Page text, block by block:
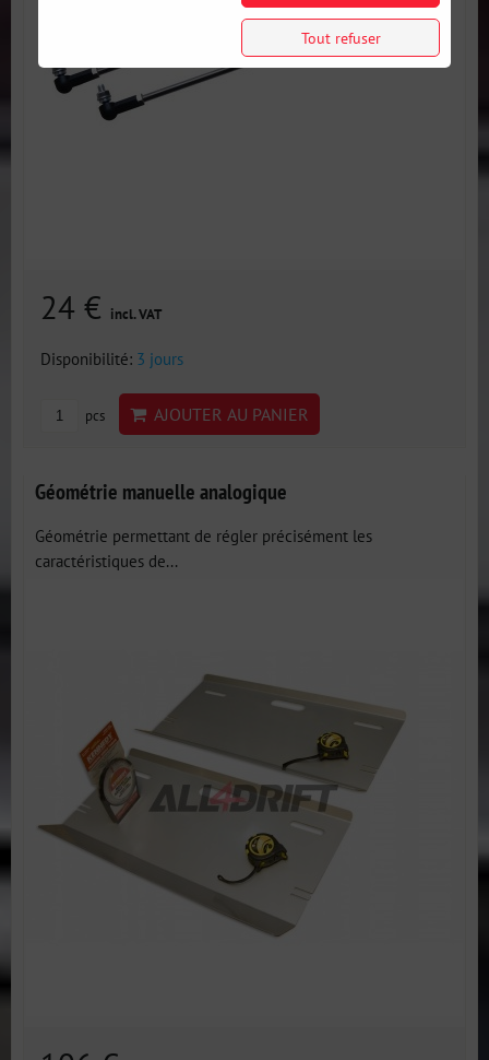
24 € incl. VAT
Disponibilité: 3 jours
pcs AJOUTER AU PANIER
Géométrie manuelle analogique
Géométrie permettant de régler précisément les
caractéristiques de...
Tout refuser